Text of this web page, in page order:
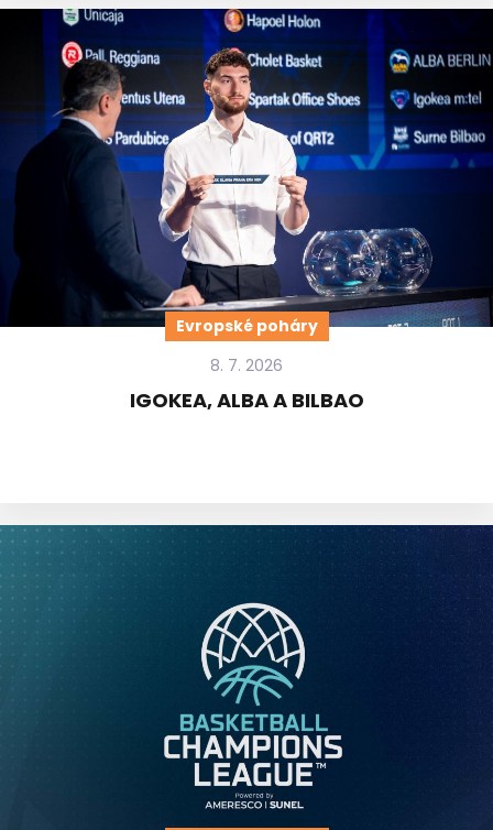
Evropské poháry
8. 7. 2026
IGOKEA, ALBA A BILBAO